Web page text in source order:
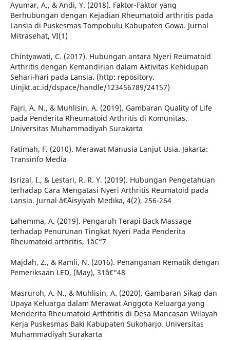
Ayumar, A., & Andi, Y. (2018). Faktor-Faktor yang
Berhubungan dengan Kejadian Rheumatoid arthritis pada
Lansia di Puskesmas Tompobulu Kabupaten Gowa. Jurnal
Mitrasehat, VI(1)
Chintyawati, C. (2017). Hubungan antara Nyeri Reumatoid
Arthritis dengan Kemandirian dalam Aktivitas Kehidupan
Sehari-hari pada Lansia. (http: repository.
Uinjkt.ac.id/dspace/handle/123456789/24157)
Fajri, A. N., & Muhlisin, A. (2019). Gambaran Quality of Life
pada Penderita Rheumatoid Arthritis di Komunitas.
Universitas Muhammadiyah Surakarta
Fatimah, F. (2010). Merawat Manusia Lanjut Usia. Jakarta:
Transinfo Media
Isrizal, I., & Lestari, R. R. Y. (2019). Hubungan Pengetahuan
terhadap Cara Mengatasi Nyeri Arthritis Reumatoid pada
Lansia. Jurnal â€˜Aisyiyah Medika, 4(2), 256-264
Lahemma, A. (2019). Pengaruh Terapi Back Massage
terhadap Penurunan Tingkat Nyeri Pada Penderita
Rheumatoid arthritis, 1â€“7
Majdah, Z., & Ramli, N. (2016). Penanganan Rematik dengan
Pemeriksaan LED, (May), 31â€“48
Masruroh, A. N., & Muhlisin, A. (2020). Gambaran Sikap dan
Upaya Keluarga dalam Merawat Anggota Keluarga yang
Menderita Rheumatoid Arthtritis di Desa Mancasan Wilayah
Kerja Puskesmas Baki Kabupaten Sukoharjo. Universitas
Muhammadiyah Surakarta